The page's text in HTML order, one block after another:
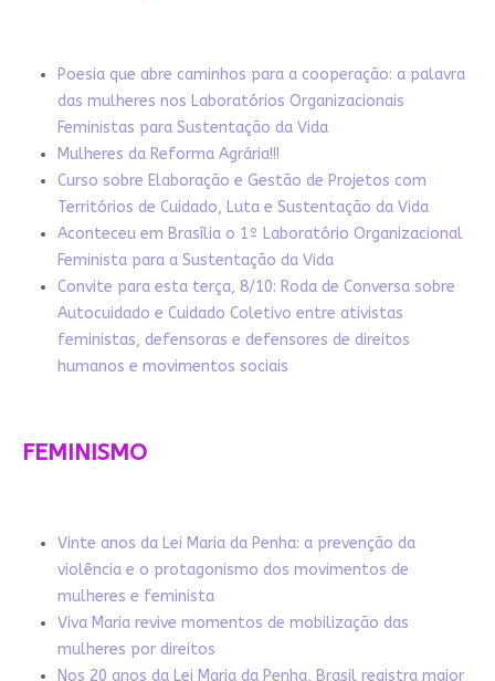
Poesia que abre caminhos para a cooperação: a palavra
das mulheres nos Laboratórios Organizacionais
Feministas para Sustentação da Vida
Mulheres da Reforma Agrária!!!
Curso sobre Elaboração e Gestão de Projetos com
Territórios de Cuidado, Luta e Sustentação da Vida
Aconteceu em Brasília o 1º Laboratório Organizacional
Feminista para a Sustentação da Vida
Convite para esta terça, 8/10: Roda de Conversa sobre
Autocuidado e Cuidado Coletivo entre ativistas
feministas, defensoras e defensores de direitos
humanos e movimentos sociais
FEMINISMO
Vinte anos da Lei Maria da Penha: a prevenção da
violência e o protagonismo dos movimentos de
mulheres e feminista
Viva Maria revive momentos de mobilização das
mulheres por direitos
Nos 20 anos da Lei Maria da Penha, Brasil registra maior